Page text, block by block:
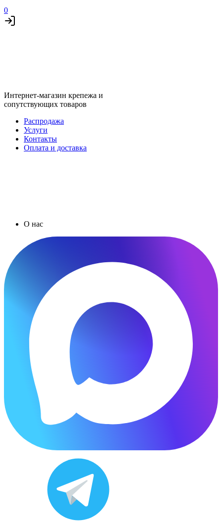
0
Интернет-магазин крепежа и
сопутствующих товаров
Распродажа
Услуги
Контакты
Оплата и доставка
О нас